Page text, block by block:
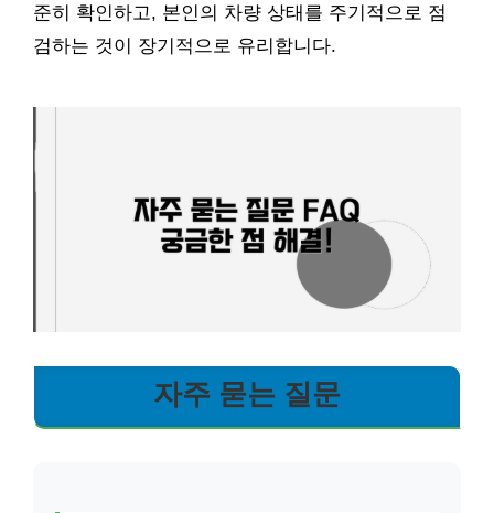
준히 확인하고, 본인의 차량 상태를 주기적으로 점
검하는 것이 장기적으로 유리합니다.
자주 묻는 질문